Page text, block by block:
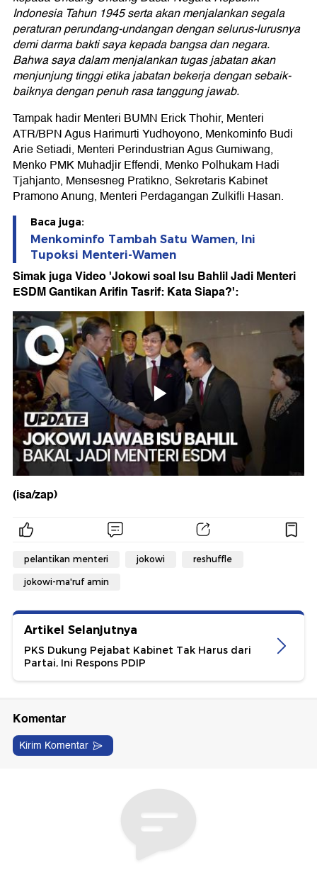
Indonesia Tahun 1945 serta akan menjalankan segala
peraturan perundang-undangan dengan selurus-lurusnya
demi darma bakti saya kepada bangsa dan negara.
Bahwa saya dalam menjalankan tugas jabatan akan
menjunjung tinggi etika jabatan bekerja dengan sebaik-
baiknya dengan penuh rasa tanggung jawab.
Tampak hadir Menteri BUMN Erick Thohir, Menteri
ATR/BPN Agus Harimurti Yudhoyono, Menkominfo Budi
Arie Setiadi, Menteri Perindustrian Agus Gumiwang,
Menko PMK Muhadjir Effendi, Menko Polhukam Hadi
Tjahjanto, Mensesneg Pratikno, Sekretaris Kabinet
Pramono Anung, Menteri Perdagangan Zulkifli Hasan.
Baca juga:
Menkominfo Tambah Satu Wamen, Ini
Tupoksi Menteri-Wamen
Simak juga Video 'Jokowi soal Isu Bahlil Jadi Menteri
ESDM Gantikan Arifin Tasrif: Kata Siapa?':
(isa/zap)
pelantikan menteri jokowi reshuffle
jokowi-ma'ruf amin
Artikel Selanjutnya
PKS Dukung Pejabat Kabinet Tak Harus dari
Partai, Ini Respons PDIP